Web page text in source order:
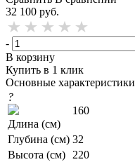
32 100 руб.
-
В корзину
Купить в 1 клик
Основные характеристики
?
Длина (см)
160
Глубина (см) 32
Высота (см)
220